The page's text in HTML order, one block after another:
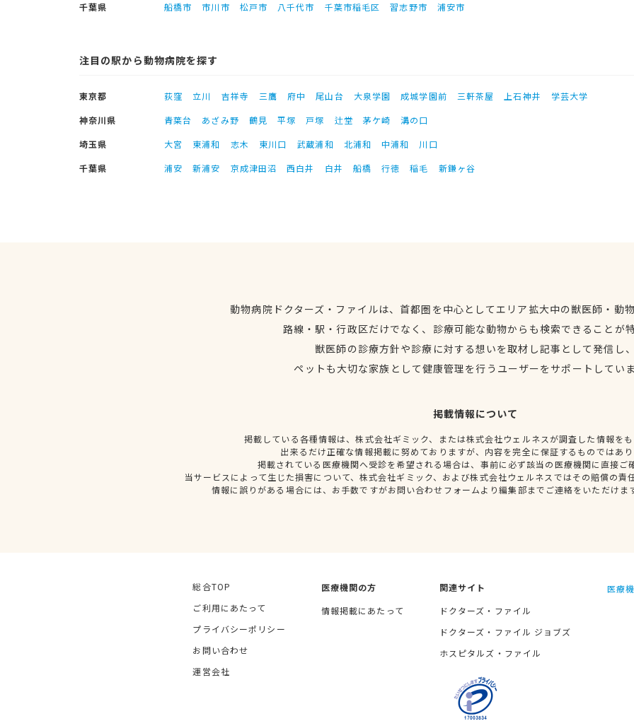
千葉県
船橋市 市川市 松戸市 八千代市 千葉市稲毛区 習志野市 浦安市
注目の駅から動物病院を探す
東京都 荻窪 立川 吉祥寺 三鷹 府中 尾山台 大泉学園 成城学園前 三軒茶屋 上石神井
学芸大学
神奈川県
青葉台 あざみ野 鶴見 平塚 戸塚 辻堂 茅ケ崎
溝の口
埼玉県
大宮 東浦和 志木 東川口 武蔵浦和 北浦和 中浦和
川口
千葉県
浦安 新浦安 京成津田沼 西白井 白井 船橋 行徳 稲毛 新鎌ヶ谷
動物病院ドクターズ・ファイルは、首都圏を中心としてエリア拡大中の獣医師・動
路線・駅・行政区だけでなく、診療可能な動物からも検索できることが
獣医師の診療方針や診療に対する想いを取材し記事として発信し
ペットも大切な家族として健康管理を行うユーザーをサポートしてい
掲載情報について
掲載している各種情報は、株式会社ギミック、または株式会社ウェルネスが調査した情報を
出来るだけ正確な情報掲載に努めておりますが、内容を完全に保証するものではあ
掲載されている医療機関へ受診を希望される場合は、事前に必ず該当の医療機関に直接ご
当サービスによって生じた損害について、株式会社ギミック、および株式会社ウェルネスではその賠償の責
情報に誤りがある場合には、お手数ですがお問い合わせフォームより編集部までご連絡をいただけま
総合TOP
ご利用にあたって
プライバシーポリシー
お問い合わせ
運営会社
医療機関の方
情報掲載にあたって
関連サイト
ドクターズ・ファイル
ドクターズ・ファイル ジョブズ
ホスピタルズ・ファイル
医療